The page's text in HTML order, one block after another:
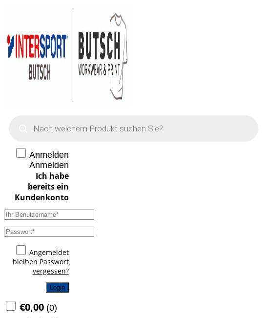
search
Anmelden
Anmelden
Angemeldet
bleiben Passwort
vergessen?
Login
€0,00 (0)